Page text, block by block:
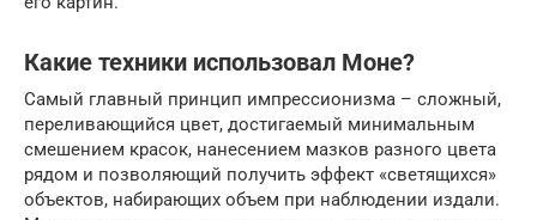
Какие техники использовал Моне?
Самый главный принцип импрессионизма – сложный,
переливающийся цвет, достигаемый минимальным
смешением красок, нанесением мазков разного цвета
рядом и позволяющий получить эффект «светящихся»
объектов, набирающих объем при наблюдении издали.